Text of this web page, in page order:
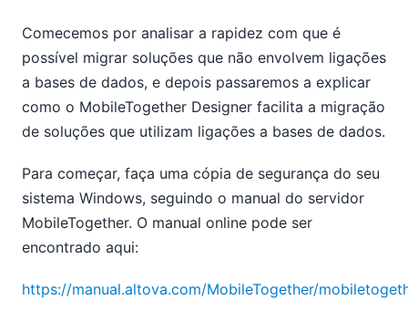
Comecemos por analisar a rapidez com que é
possível migrar soluções que não envolvem ligações
a bases de dados, e depois passaremos a explicar
como o MobileTogether Designer facilita a migração
de soluções que utilizam ligações a bases de dados.
Para começar, faça uma cópia de segurança do seu
sistema Windows, seguindo o manual do servidor
MobileTogether. O manual online pode ser
encontrado aqui:
https://manual.altova.com/MobileTogether/